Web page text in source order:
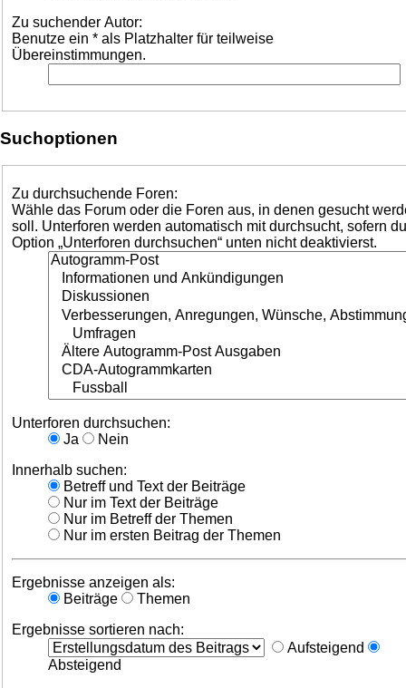
Zu suchender Autor:
Benutze ein * als Platzhalter für teilweise
Übereinstimmungen.
Suchoptionen
Zu durchsuchende Foren:
Wähle das Forum oder die Foren aus, in denen gesucht
soll. Unterforen werden automatisch mit durchsucht, sofern
Option „Unterforen durchsuchen“ unten nicht deaktivierst.
Unterforen durchsuchen:
Ja
Nein
Innerhalb suchen:
Betreff und Text der Beiträge
Nur im Text der Beiträge
Nur im Betreff der Themen
Nur im ersten Beitrag der Themen
Ergebnisse anzeigen als:
Beiträge
Themen
Ergebnisse sortieren nach:
Aufsteigend
Absteigend